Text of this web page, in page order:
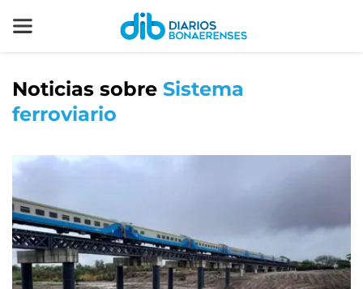
Noticias sobre Sistema
ferroviario